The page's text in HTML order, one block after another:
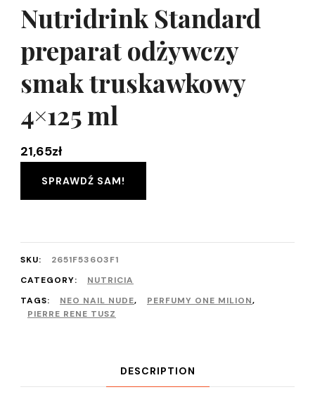
Nutridrink Standard
preparat odżywczy
smak truskawkowy
4×125 ml
21,65zł
SPRAWDŹ SAM!
SKU:
2651F53603F1
CATEGORY:
NUTRICIA
TAGS:
NEO NAIL NUDE, PERFUMY ONE MILION,
PIERRE RENE TUSZ
DESCRIPTION